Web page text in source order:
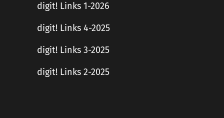
digit! Links 1-2026
digit! Links 4-2025
digit! Links 3-2025
digit! Links 2-2025